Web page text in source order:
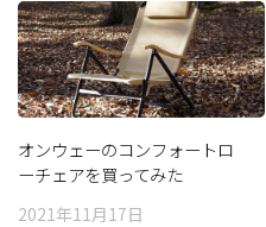
オンウェーのコンフォートロ
ーチェアを買ってみた
2021年11月17日